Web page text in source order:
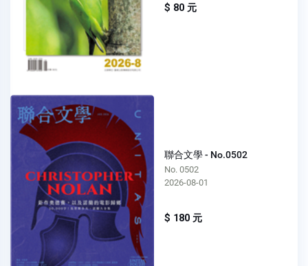
$ 80 元
聯合文學 - No.0502
No. 0502
2026-08-01
$ 180 元